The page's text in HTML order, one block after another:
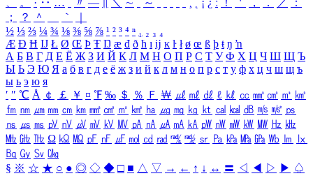
、
。 · ‥ … ¨ 〃 ― ＼ ∼ ´ ～ ˇ ˘ ˝ ˚ ˙ ¸ ¡ ¿ ː ！ ＇ ， ． ／
：
；
？ ＾ ｀
½ ⅓ ⅔ ¼ ¾ ⅛ ⅜ ⅝ ⅞ ¹ ² ³ ⁴ ⁿ ₁ ₂ ₃ ₄
Æ Ð Ħ Ĳ Ł Ø Œ Þ Ŧ Ŋ æ đ ð ħ ı ĳ ĸ ŀ ł ø œ ß þ ŧ ŋ ŉ
А Б В Г Д Е Ё Ж З И Й К Л М Н О П Р С Т У Ф Х Ц Ч Ш Щ Ъ
Ы Ь Э Ю Я а б в г д е ё ж з и й к л м н о п р с т у ф х ц ч ш щ ъ
ы ь э ю я
′ ″ ℃ Å ￠ ￡ ￥ ¤ ℉ ‰ ＄ ％ Ｆ ￦ ㎕ ㎖ ㎗ ℓ ㎘ ㏄ ㎣ ㎤ ㎥ ㎦
㎙ ㎚ ㎛ ㎜ ㎝ ㎞ ㎟ ㎠ ㎡ ㎢ ㏊ ㎍ ㎎ ㎏ ㏏ ㎈ ㎉ ㏈ ㎧ ㎨ ㎰
㎱ ㎲ ㎳ ㎴ ㎵ ㎶ ㎷ ㎸ ㎹ ㎀ ㎁ ㎂ ㎃ ㎄ ㎺ ㎻ ㎽ ㎾ ㎿ ㎐ ㎑
㎒ ㎓ ㎔ Ω ㏀ ㏁ ㎊ ㎋ ㎌ ㏖ ㏅ ㎭ ㎮ ㎯ ㏛ ㎩ ㎪ ㎫ ㎬ ㏝ ㏐
㏓
㏃ ㏉ ㏜ ㏆
§ ※ ☆ ★ ○ ● ◎ ◇ ◆ □ ■ △ ▽ → ← ↑ ↓ ↔ 〓 ◁ ◀ ▷ ▶ ♤